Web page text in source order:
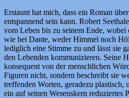
Erstaunt hat mich, dass ein Roman
entspannend sein kann. Robert
vom Leben bis zu seinem Ende,
wie bei Dante, weder Himmel noch
lediglich eine Stimme zu und lässt sie
den Lebenden kommunizieren. Seine
konsequent von der menschlichen
Figuren nicht, sondern beschreibt sie
treffenden Worten, geradezu plastisch,
ein auf seinen Wesenskern reduziertes